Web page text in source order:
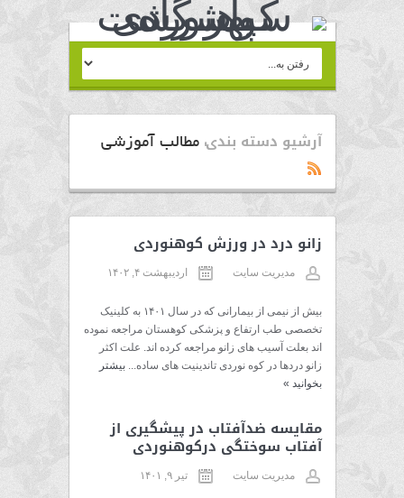
آرشیو دسته بندی:مطالب آموزشی
زانو درد در ورزش کوهنوردی
مدیریت سایت اردیبهشت ۴, ۱۴۰۲
بیش از نیمی از بیمارانی که در سال ۱۴۰۱ به کلینیک
تخصصی طب ارتفاع و پزشکی کوهستان مراجعه نموده
اند بعلت آسیب های زانو مراجعه کرده اند. علت اکثر
زانو دردها در کوه نوردی تاندینیت های ساده...بیشتر
بخوانید »
مقایسه ضدآفتاب در پیشگیری از
آفتاب سوختگی درکوهنوردی
مدیریت سایت تیر ۹, ۱۴۰۱